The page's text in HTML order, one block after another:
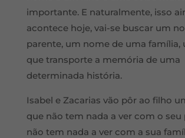
importante. E naturalmente, isso
acontece hoje, vai-se buscar um
parente, um nome de uma família,
que transporte a memória de uma
determinada história.
Isabel e Zacarias vão pôr ao filho
que não tem nada a ver com o seu
não tem nada a ver com a sua